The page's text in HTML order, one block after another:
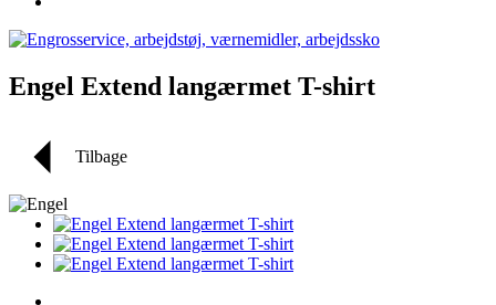
Engel Extend langærmet T-shirt
Tilbage